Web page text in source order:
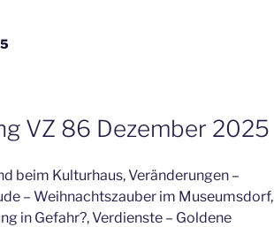
VZ 86 Dezember 2025
beim Kulturhaus, Veränderungen –
– Weihnachtszauber im Museumsdorf,
in Gefahr?, Verdienste – Goldene